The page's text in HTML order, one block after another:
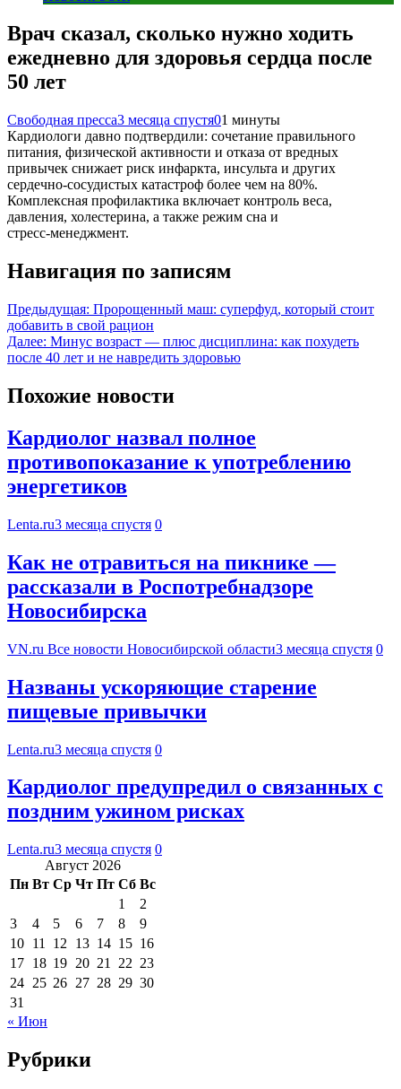
Врач сказал, сколько нужно ходить
ежедневно для здоровья сердца после
50 лет
Свободная пресса3 месяца спустя01 минуты
Кардиологи давно подтвердили: сочетание правильного
питания, физической активности и отказа от вредных
привычек снижает риск инфаркта, инсульта и других
сердечно‑сосудистых катастроф более чем на 80%.
Комплексная профилактика включает контроль веса,
давления, холестерина, а также режим сна и
стресс‑менеджмент.
Навигация по записям
Предыдущая: Пророщенный маш: суперфуд, который стоит
добавить в свой рацион
Далее: Минус возраст — плюс дисциплина: как похудеть
после 40 лет и не навредить здоровью
Похожие новости
Кардиолог назвал полное
противопоказание к употреблению
энергетиков
Lenta.ru3 месяца спустя 0
Как не отравиться на пикнике —
рассказали в Роспотребнадзоре
Новосибирска
VN.ru Все новости Новосибирской области3 месяца спустя 0
Названы ускоряющие старение
пищевые привычки
Lenta.ru3 месяца спустя 0
Кардиолог предупредил о связанных с
поздним ужином рисках
Lenta.ru3 месяца спустя 0
Август 2026
Пн Вт Ср Чт Пт Сб Вс
1
2
3
4 5 6 7 8
9
10 11 12 13 14 15 16
17 18 19 20 21 22 23
24 25 26 27 28 29 30
31
« Июн
Рубрики